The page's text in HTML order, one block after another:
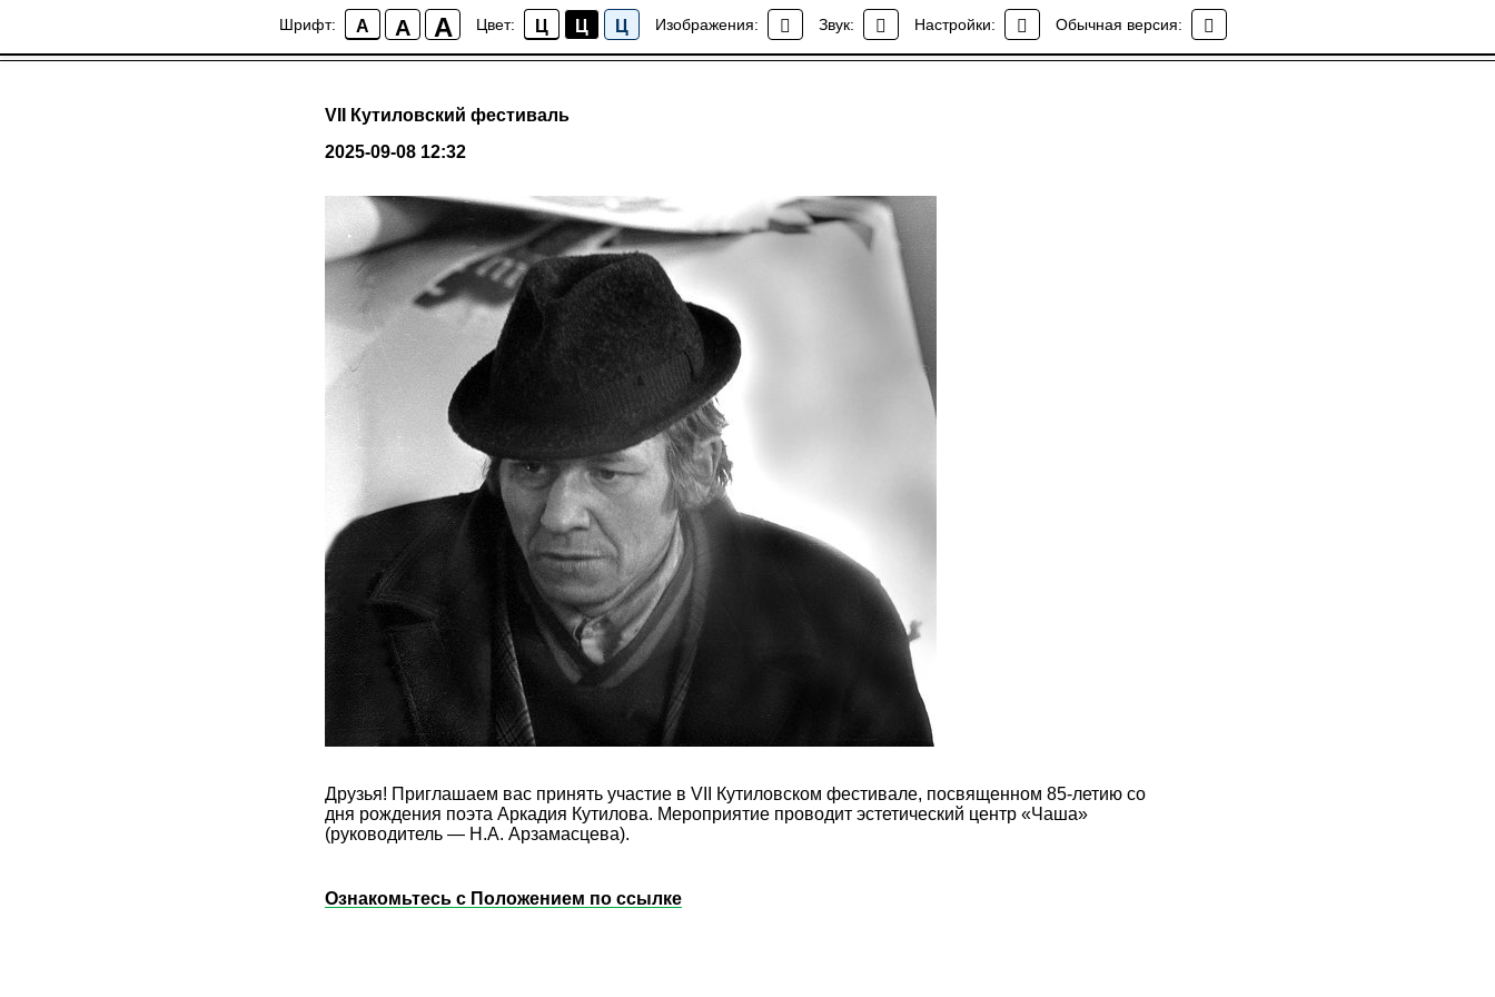
Шрифт: A A A Цвет: Ц Ц Ц Изображения: Звук: Настройки: Обычная версия:
События
VII Кутиловский фестиваль
2025-09-08 12:32
Друзья! Приглашаем вас принять участие в VII Кутиловском фестивале, посвященном 85-летию со
дня рождения поэта Аркадия Кутилова. Мероприятие проводит эстетический центр «Чаша»
(руководитель — Н.А. Арзамасцева).
Ознакомьтесь с Положением по ссылке